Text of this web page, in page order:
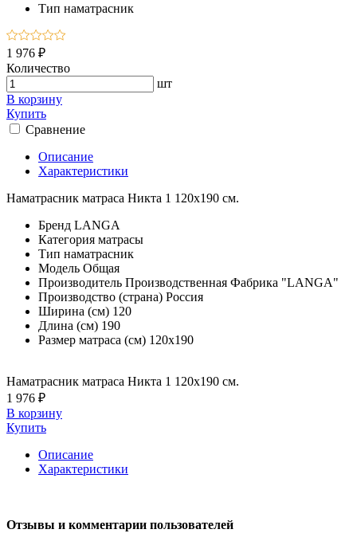
Тип наматрасник
1 976 ₽
Количество
шт
В корзину
Купить
Сравнение
Описание
Характеристики
Наматрасник матраса Никта 1 120х190 см.
Бренд LANGA
Категория матрасы
Тип наматрасник
Модель Общая
Производитель Производственная Фабрика "LANGA"
Производство (страна) Россия
Ширина (см) 120
Длина (см) 190
Размер матраса (см) 120х190
Наматрасник матраса Никта 1 120х190 см.
1 976 ₽
В корзину
Купить
Описание
Характеристики
Отзывы и комментарии пользователей